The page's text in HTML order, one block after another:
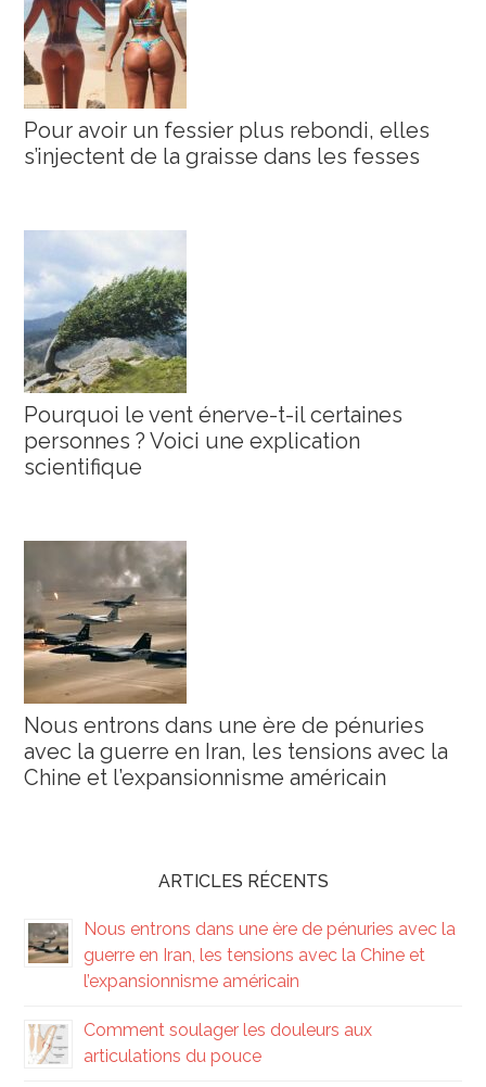
Pour avoir un fessier plus rebondi, elles
s’injectent de la graisse dans les fesses
Pourquoi le vent énerve-t-il certaines
personnes ? Voici une explication
scientifique
Nous entrons dans une ère de pénuries
avec la guerre en Iran, les tensions avec la
Chine et l’expansionnisme américain
ARTICLES RÉCENTS
Nous entrons dans une ère de pénuries avec la
guerre en Iran, les tensions avec la Chine et
l’expansionnisme américain
Comment soulager les douleurs aux
articulations du pouce